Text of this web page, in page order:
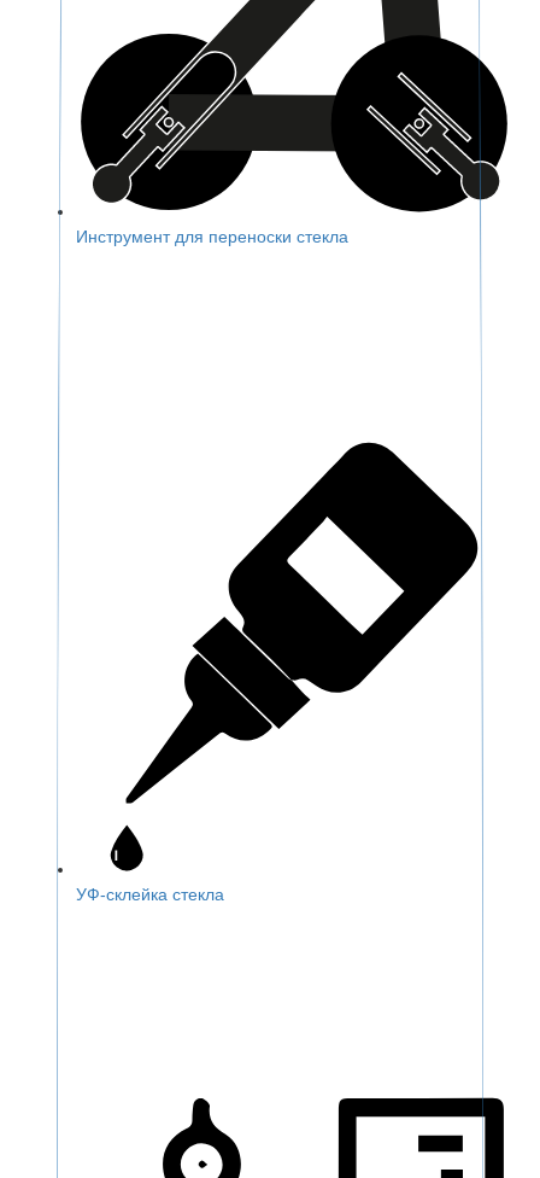
Инструмент для переноски стекла
УФ-склейка стекла